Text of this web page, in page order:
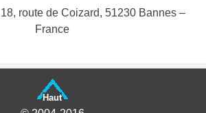
 18, route de Coizard, 51230 Bannes –
France
Haut